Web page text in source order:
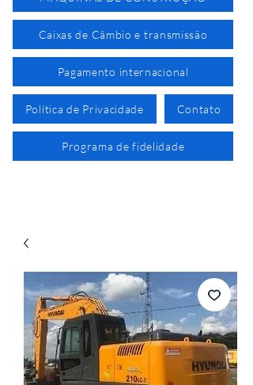
Caixas de Câmbio e transmissão
Pagamento internacional
Política de Privacidade Contato
Programa de fidelidade